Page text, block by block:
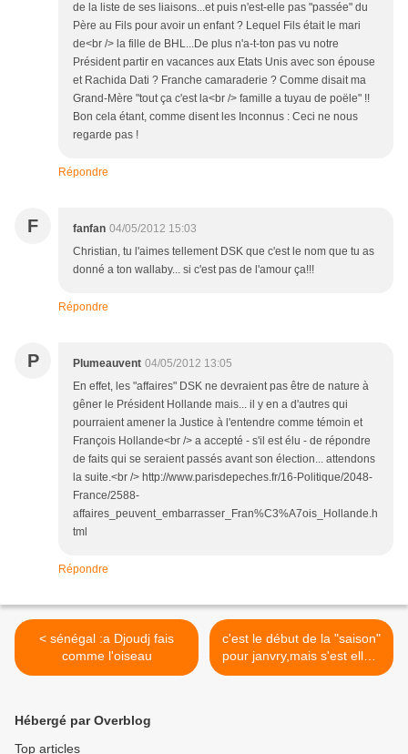
de la liste de ses liaisons...et puis n'est-elle pas "passée" du
Père au Fils pour avoir un enfant ? Lequel Fils était le mari
de<br /> la fille de BHL...De plus n'a-t-ton pas vu notre
Président partir en vacances aux Etats Unis avec son épouse
et Rachida Dati ? Franche camaraderie ? Comme disait ma
Grand-Mère "tout ça c'est la<br /> famille a tuyau de poële" !!
Bon cela étant, comme disent les Inconnus : Ceci ne nous
regarde pas !
Répondre
F fanfan 04/05/2012 15:03
Christian, tu l'aimes tellement DSK que c'est le nom que tu as
donné a ton wallaby... si c'est pas de l'amour ça!!!
Répondre
P Plumeauvent 04/05/2012 13:05
En effet, les "affaires" DSK ne devraient pas être de nature à
gêner le Président Hollande mais... il y en a d'autres qui
pourraient amener la Justice à l'entendre comme témoin et
François Hollande<br /> a accepté - s'il est élu - de répondre
de faits qui se seraient passés avant son élection... attendons
la suite.<br /> http://www.parisdepeches.fr/16-Politique/2048-
France/2588-
affaires_peuvent_embarrasser_Fran%C3%A7ois_Hollande.h
tml
Répondre
< sénégal :a Djoudj fais
comme l'oiseau
c'est le début de la "saison"
pour janvry,mais s'est elle a
réellement arrêtée ? >
Hébergé par Overblog
Top articles